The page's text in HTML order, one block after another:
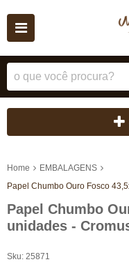
Home
EMBALAGENS
Papel Chumbo Ouro Fosco
Papel Chumbo
unidades -
Sku: 25871